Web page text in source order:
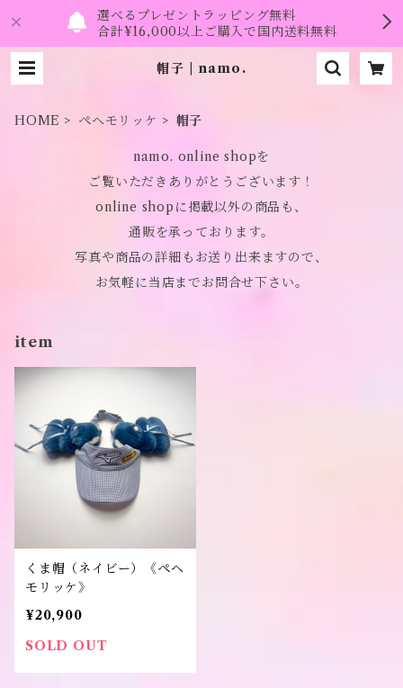
選べるプレゼントラッピング無料
合計¥16,000以上ご購入で国内送料無料
帽子 | namo.
HOME ペヘモリッケ 帽子
namo. online shopを
ご覧いただきありがとうございます！
online shopに掲載以外の商品も、
通販を承っております。
写真や商品の詳細もお送り出来ますので、
お気軽に当店までお問合せ下さい。
item
くま帽（ネイビー）《ペヘ
モリッケ》
¥20,900
SOLD OUT